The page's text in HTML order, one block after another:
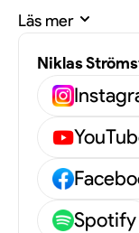
kulisserna
Här får vi följa
Niklas liv –
Genom ärliga
älskade låtar
artistkarriär
får höra om
om att brottas
varit livets
Läs mer
Niklas
Spotify